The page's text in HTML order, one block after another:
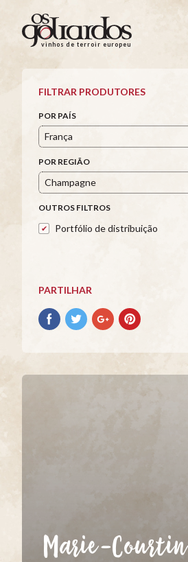
Os
Goliardos
Vinhos
Terroir
Europeus
vinhos de terroir europeus
FILTRAR PRODUTORES
POR PAÍS
POR REGIÃO
OUTROS FILTROS
Portfólio de distribuição
PARTILHAR
Partilhar
no
Partilhar
no
Partilhar
no
Partilhar
no
Marie-Courtin